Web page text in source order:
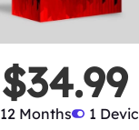
$34.99
12 Months
1